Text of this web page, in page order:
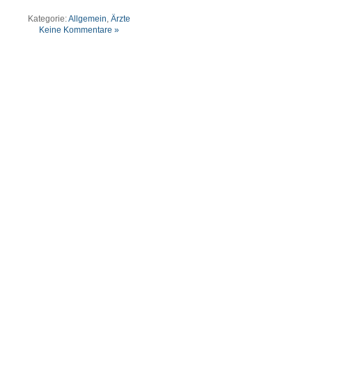
Kategorie:Allgemein, Ärzte
Keine Kommentare »